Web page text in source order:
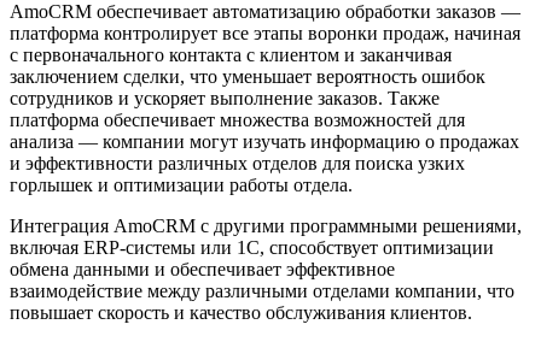
AmoCRM обеспечивает автоматизацию обработки заказов —
платформа контролирует все этапы воронки продаж, начиная
с первоначального контакта с клиентом и заканчивая
заключением сделки, что уменьшает вероятность ошибок
сотрудников и ускоряет выполнение заказов. Также
платформа обеспечивает множества возможностей для
анализа — компании могут изучать информацию о продажах
и эффективности различных отделов для поиска узких
горлышек и оптимизации работы отдела.
Интеграция AmoCRM с другими программными решениями,
включая ERP-системы или 1С, способствует оптимизации
обмена данными и обеспечивает эффективное
взаимодействие между различными отделами компании, что
повышает скорость и качество обслуживания клиентов.